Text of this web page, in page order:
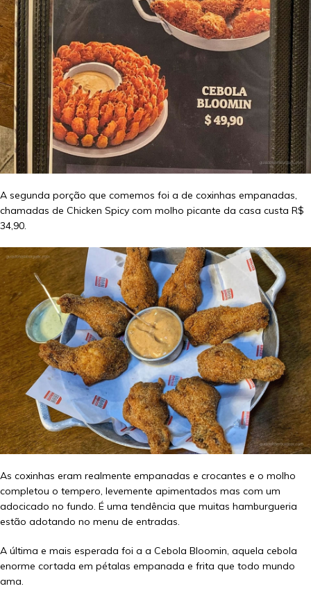
A segunda porção que comemos foi a de coxinhas empanadas,
chamadas de Chicken Spicy com molho picante da casa custa R$
34,90.
As coxinhas eram realmente empanadas e crocantes e o molho
completou o tempero, levemente apimentados mas com um
adocicado no fundo. É uma tendência que muitas hamburgueria
estão adotando no menu de entradas.
A última e mais esperada foi a a Cebola Bloomin, aquela cebola
enorme cortada em pétalas empanada e frita que todo mundo
ama.